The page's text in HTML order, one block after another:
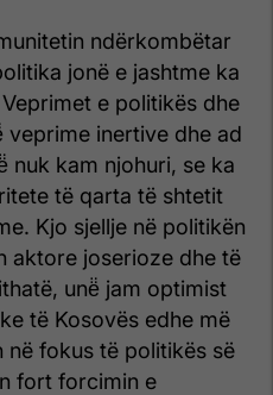
ndërkombëtar
jonë e jashtme ka
e politikës dhe
veprime inertive dhe ad
nuk kam njohuri, se ka
të qarta të shtetit
Kjo sjellje në politikën
aktore joserioze dhe të
unë̈ jam optimist
të Kosovës edhe më
në fokus të politikës së
fort forcimin e